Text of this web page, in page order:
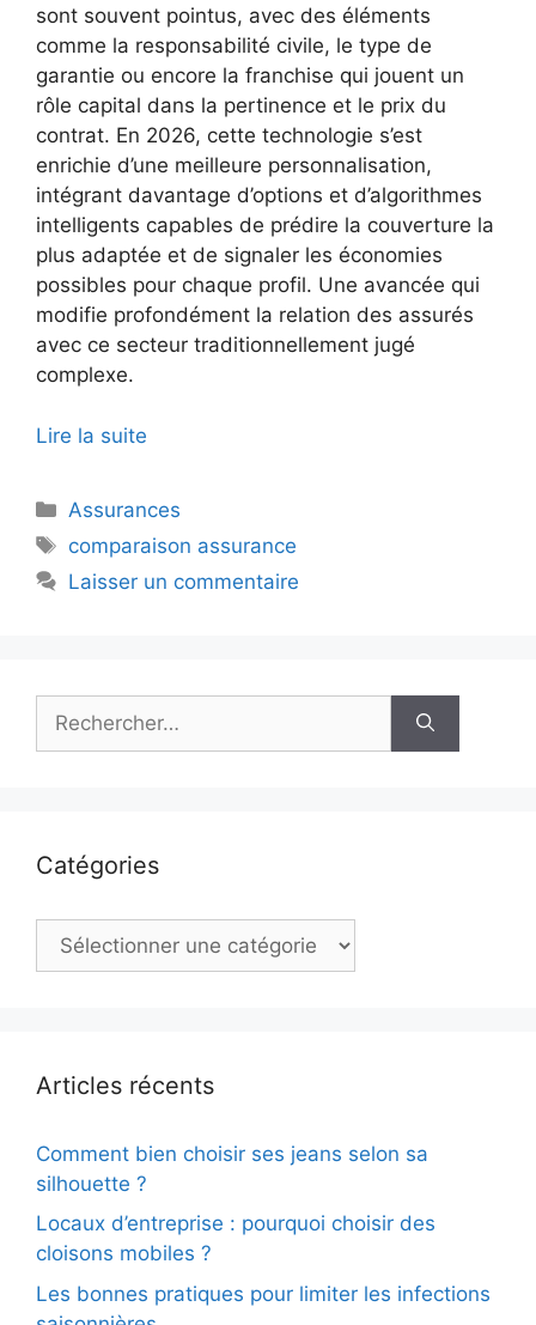
sont souvent pointus, avec des éléments
comme la responsabilité civile, le type de
garantie ou encore la franchise qui jouent un
rôle capital dans la pertinence et le prix du
contrat. En 2026, cette technologie s’est
enrichie d’une meilleure personnalisation,
intégrant davantage d’options et d’algorithmes
intelligents capables de prédire la couverture la
plus adaptée et de signaler les économies
possibles pour chaque profil. Une avancée qui
modifie profondément la relation des assurés
avec ce secteur traditionnellement jugé
complexe.
Lire la suite
Catégories
Assurances
Étiquettes
comparaison assurance
Laisser un commentaire
Catégories
Catégories
Articles récents
Comment bien choisir ses jeans selon sa
silhouette ?
Locaux d’entreprise : pourquoi choisir des
cloisons mobiles ?
Les bonnes pratiques pour limiter les infections